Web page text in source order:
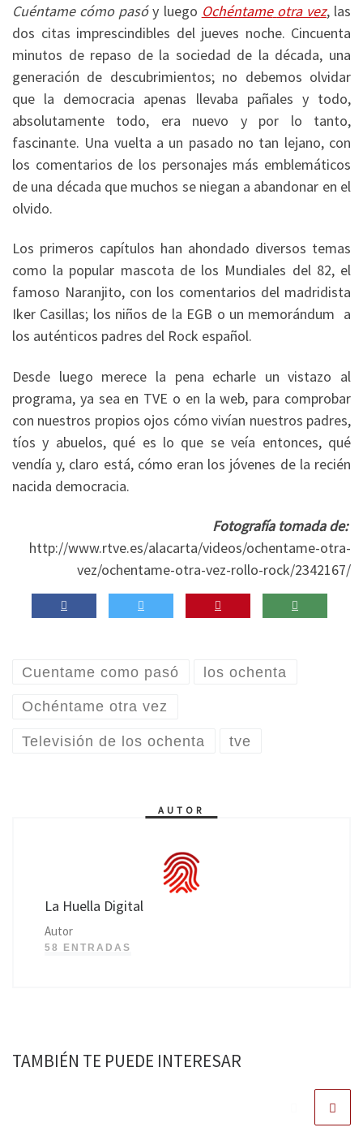
Cuéntame cómo pasóy luego Ochéntame otra vez, las
dos citas imprescindibles del jueves noche. Cincuenta
minutos de repaso de la sociedad de la década, una
generación de descubrimientos; no debemos olvidar
que la democracia apenas llevaba pañales y todo,
absolutamente todo, era nuevo y por lo tanto,
fascinante. Una vuelta a un pasado no tan lejano, con
los comentarios de los personajes más emblemáticos
de una década que muchos se niegan a abandonar en el
olvido.
Los primeros capítulos han ahondado diversos temas
como la popular mascota de los Mundiales del 82, el
famoso Naranjito, con los comentarios del madridista
Iker Casillas; los niños de la EGB o un memorándum a
los auténticos padres del Rock español.
Desde luego merece la pena echarle un vistazo al
programa, ya sea en TVE o en la web, para comprobar
con nuestros propios ojos cómo vivían nuestros padres,
tíos y abuelos, qué es lo que se veía entonces, qué
vendía y, claro está, cómo eran los jóvenes de la recién
nacida democracia.
Fotografía tomada de:
http://www.rtve.es/alacarta/videos/ochentame-otra-
vez/ochentame-otra-vez-rollo-rock/2342167/
Cuentame como pasó los ochenta
Ochéntame otra vez
Televisión de los ochenta tve
AUTOR
La Huella Digital
Autor
58 ENTRADAS
TAMBIÉN TE PUEDE INTERESAR